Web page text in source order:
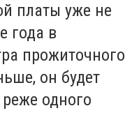
платы уже не
года в
прожиточного
он будет
одного